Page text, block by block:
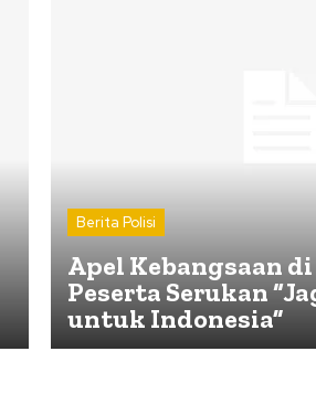
Berita Polisi
Apel Kebangsaan di
Peserta Serukan
untuk Indonesia”